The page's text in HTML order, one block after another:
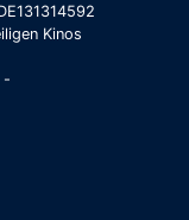
Kinos
-